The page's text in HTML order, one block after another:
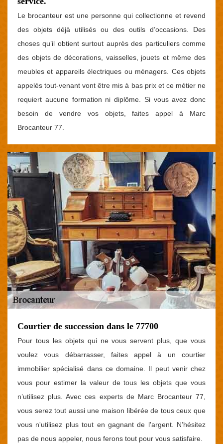
Le brocanteur est une personne qui collectionne et revend
des objets déjà utilisés ou des outils d’occasions. Des
choses qu’il obtient surtout auprès des particuliers comme
des objets de décorations, vaisselles, jouets et même des
meubles et appareils électriques ou ménagers. Ces objets
appelés tout-venant vont être mis à bas prix et ce métier ne
requiert aucune formation ni diplôme. Si vous avez donc
besoin de vendre vos objets, faites appel à Marc
Brocanteur 77.
Courtier de succession dans le 77700
Pour tous les objets qui ne vous servent plus, que vous
voulez vous débarrasser, faites appel à un courtier
immobilier spécialisé dans ce domaine. Il peut venir chez
vous pour estimer la valeur de tous les objets que vous
n’utilisez plus. Avec ces experts de Marc Brocanteur 77,
vous serez tout aussi une maison libérée de tous ceux que
vous n'utilisez plus tout en gagnant de l'argent. N’hésitez
pas de nous appeler, nous ferons tout pour vous satisfaire.